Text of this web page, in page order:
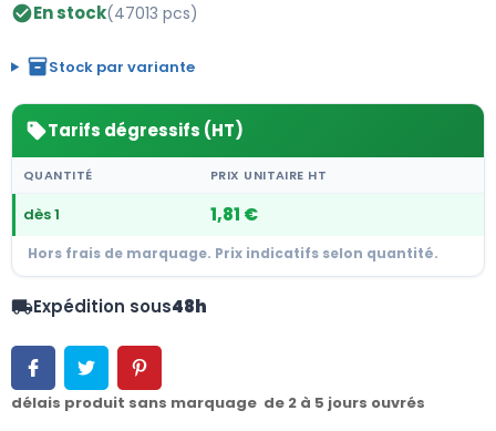
check_circleEn stock(47013 pcs)
inventory_2Stock par variante
sellTarifs dégressifs (HT)
QUANTITÉ PRIX UNITAIRE HT
dès 1 1,81 €
Hors frais de marquage. Prix indicatifs selon quantité.
local_shippingExpédition sous48h
délais produit sans marquage de 2 à 5 jours ouvrés